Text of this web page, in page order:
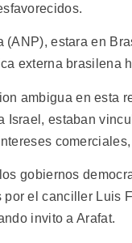
estara en
externa brasilena
ambigua en esta
estaban
gobiernos
el canciller Luis
invito a Arafat.